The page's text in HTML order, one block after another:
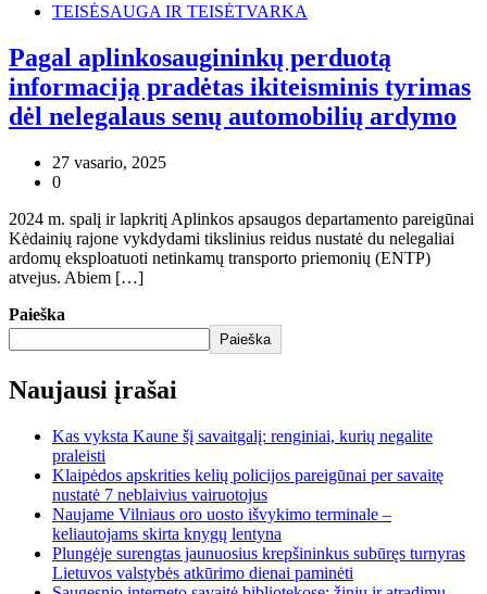
TEISĖSAUGA IR TEISĖTVARKA
Pagal aplinkosaugininkų perduotą
informaciją pradėtas ikiteisminis tyrimas
dėl nelegalaus senų automobilių ardymo
27 vasario, 2025
0
2024 m. spalį ir lapkritį Aplinkos apsaugos departamento pareigūnai
Kėdainių rajone vykdydami tikslinius reidus nustatė du nelegaliai
ardomų eksploatuoti netinkamų transporto priemonių (ENTP)
atvejus. Abiem […]
Paieška
Paieška
Naujausi įrašai
Kas vyksta Kaune šį savaitgalį: renginiai, kurių negalite
praleisti
Klaipėdos apskrities kelių policijos pareigūnai per savaitę
nustatė 7 neblaivius vairuotojus
Naujame Vilniaus oro uosto išvykimo terminale –
keliautojams skirta knygų lentyna
Plungėje surengtas jaunuosius krepšininkus subūręs turnyras
Lietuvos valstybės atkūrimo dienai paminėti